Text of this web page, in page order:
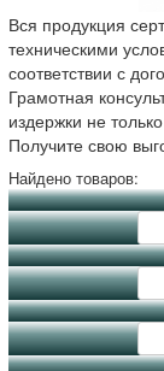
Вся продукция
техническими
соответствии с
Грамотная
издержки не
Получите свою
Найдено товаров: